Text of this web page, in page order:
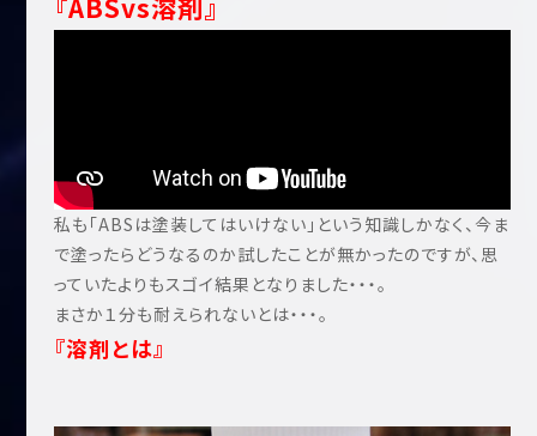
私も「ABSは塗装してはいけない」という知識しかなく、今ま
で塗ったらどうなるのか試したことが無かったのですが、思
っていたよりもスゴイ結果となりました・・・。
まさか１分も耐えられないとは・・・。
『溶剤とは』